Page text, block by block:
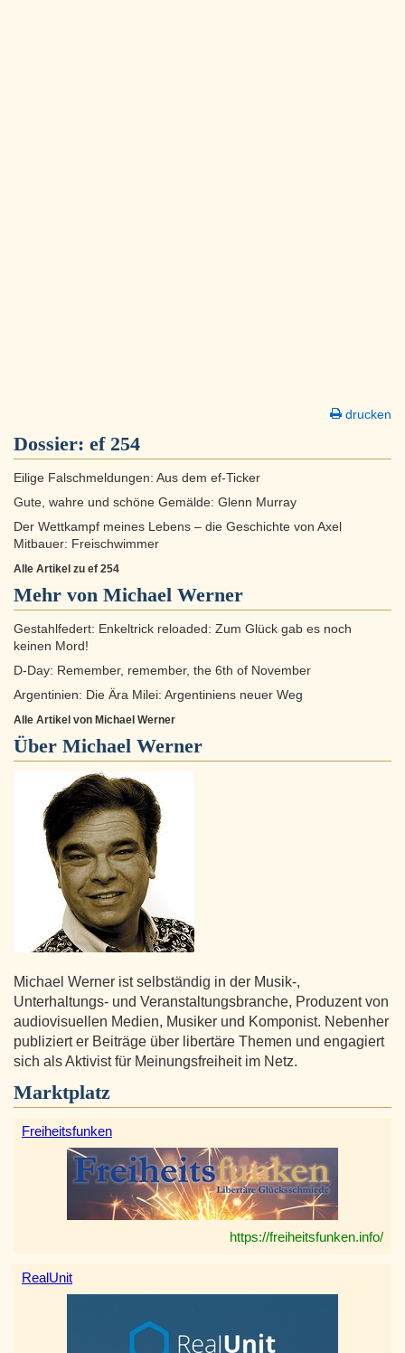
drucken
Dossier: ef 254
Eilige Falschmeldungen: Aus dem ef-Ticker
Gute, wahre und schöne Gemälde: Glenn Murray
Der Wettkampf meines Lebens – die Geschichte von Axel
Mitbauer: Freischwimmer
Alle Artikel zu ef 254
Mehr von Michael Werner
Gestahlfedert: Enkeltrick reloaded: Zum Glück gab es noch
keinen Mord!
D-Day: Remember, remember, the 6th of November
Argentinien: Die Ära Milei: Argentiniens neuer Weg
Alle Artikel von Michael Werner
Über Michael Werner
Michael Werner ist selbständig in der Musik-,
Unterhaltungs- und Veranstaltungsbranche, Produzent von
audiovisuellen Medien, Musiker und Komponist. Nebenher
publiziert er Beiträge über libertäre Themen und engagiert
sich als Aktivist für Meinungsfreiheit im Netz.
Marktplatz
Freiheitsfunken
https://freiheitsfunken.info/
RealUnit